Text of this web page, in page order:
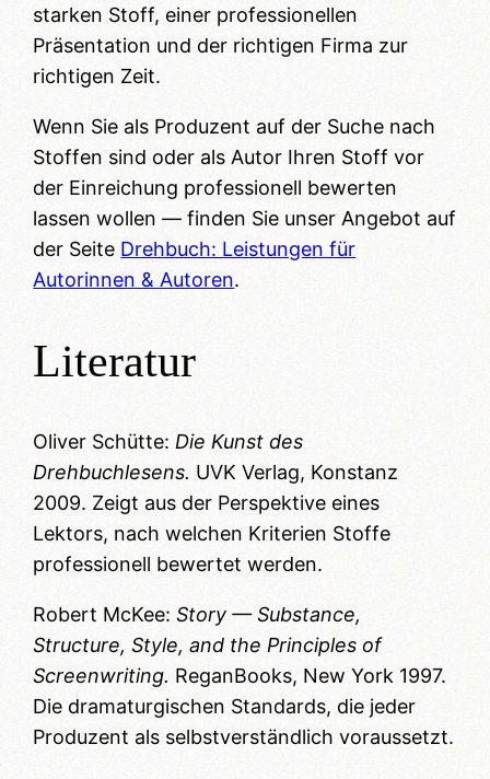
starken Stoff, einer professionellen
Präsentation und der richtigen Firma zur
richtigen Zeit.
Wenn Sie als Produzent auf der Suche nach
Stoffen sind oder als Autor Ihren Stoff vor
der Einreichung professionell bewerten
lassen wollen — finden Sie unser Angebot auf
der Seite Drehbuch: Leistungen für
Autorinnen & Autoren.
Literatur
Oliver Schütte: Die Kunst des
Drehbuchlesens. UVK Verlag, Konstanz
2009. Zeigt aus der Perspektive eines
Lektors, nach welchen Kriterien Stoffe
professionell bewertet werden.
Robert McKee:Story — Substance,
Structure, Style, and the Principles of
Screenwriting. ReganBooks, New York 1997.
Die dramaturgischen Standards, die jeder
Produzent als selbstverständlich voraussetzt.